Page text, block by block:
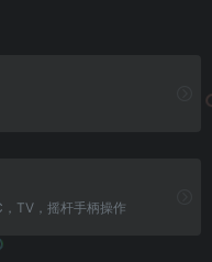
TV，摇杆手柄操作